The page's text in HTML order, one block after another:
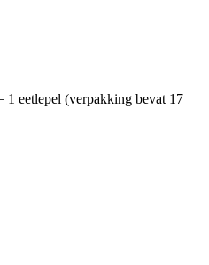
1 eetlepel (verpakking bevat 17